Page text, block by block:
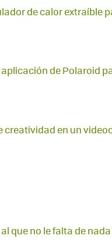
de calor extraíble
de Polaroid
creatividad en un
que no le falta de nada